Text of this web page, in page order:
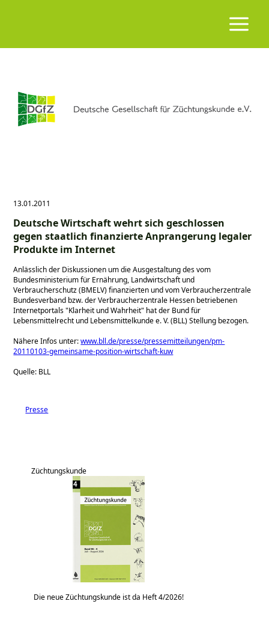
13.01.2011
Deutsche Wirtschaft wehrt sich geschlossen
gegen staatlich finanzierte Anprangerung legaler
Produkte im Internet
Anlässlich der Diskussionen um die Ausgestaltung des vom
Bundesministerium für Ernährung, Landwirtschaft und
Verbraucherschutz (BMELV) finanzierten und vom Verbraucherzentrale
Bundesverband bzw. der Verbraucherzentrale Hessen betriebenen
Internetportals Klarheit und Wahrheit hat der Bund für
Lebensmittelrecht und Lebensmittelkunde e. V. (BLL) Stellung bezogen.
Nähere Infos unter:www.bll.de/presse/pressemitteilungen/pm-
20110103-gemeinsame-position-wirtschaft-kuw
Quelle: BLL
Presse
Züchtungskunde
Die neue Züchtungskunde ist da Heft 4/2026!